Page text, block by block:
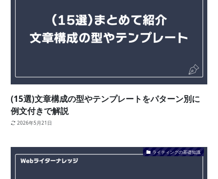
(15選)文章構成の型やテンプレートをパターン別に
例文付きで解説
2026年5月21日
ライティングの基礎知識